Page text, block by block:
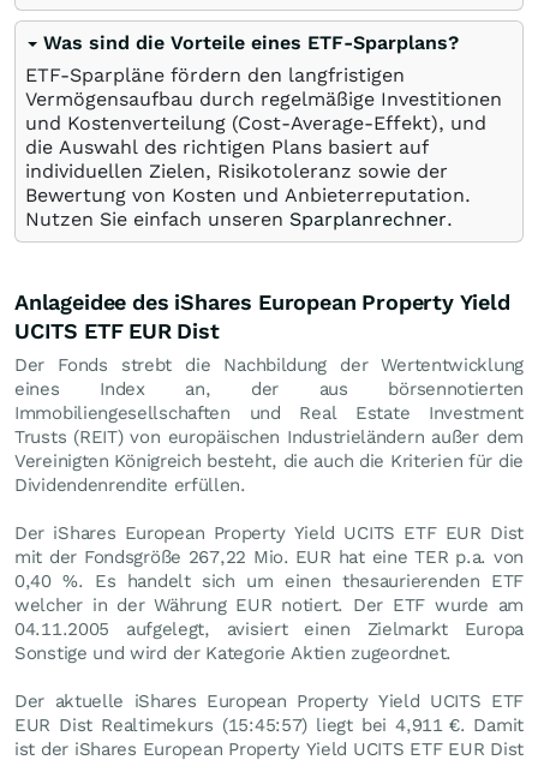
Was sind die Vorteile eines ETF-Sparplans?
ETF-Sparpläne fördern den langfristigen
Vermögensaufbau durch regelmäßige Investitionen
und Kostenverteilung (Cost-Average-Effekt), und
die Auswahl des richtigen Plans basiert auf
individuellen Zielen, Risikotoleranz sowie der
Bewertung von Kosten und Anbieterreputation.
Nutzen Sie einfach unseren Sparplanrechner.
Anlageidee des iShares European Property Yield
UCITS ETF EUR Dist
Der Fonds strebt die Nachbildung der Wertentwicklung
eines Index an, der aus börsennotierten
Immobiliengesellschaften und Real Estate Investment
Trusts (REIT) von europäischen Industrieländern außer dem
Vereinigten Königreich besteht, die auch die Kriterien für die
Dividendenrendite erfüllen.
Der iShares European Property Yield UCITS ETF EUR Dist
mit der Fondsgröße 267,22 Mio. EUR hat eine TER p.a. von
0,40 %. Es handelt sich um einen thesaurierenden ETF
welcher in der Währung EUR notiert. Der ETF wurde am
04.11.2005 aufgelegt, avisiert einen Zielmarkt Europa
Sonstige und wird der Kategorie Aktien zugeordnet.
Der aktuelle iShares European Property Yield UCITS ETF
EUR Dist Realtimekurs (15:45:57) liegt bei 4,911 €. Damit
ist der iShares European Property Yield UCITS ETF EUR Dist